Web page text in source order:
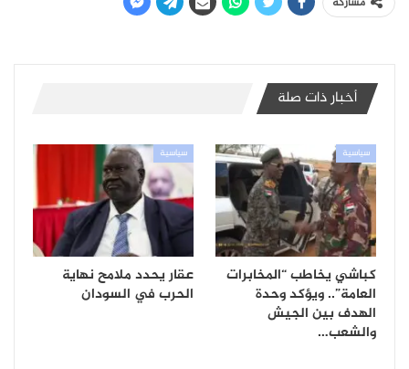
أخبار ذات صلة
سياسية
كباشي يخاطب “المخابرات
العامة”.. ويؤكد وحدة
الهدف بين الجيش
والشعب…
سياسية
عقار يحدد ملامح نهاية
الحرب في السودان